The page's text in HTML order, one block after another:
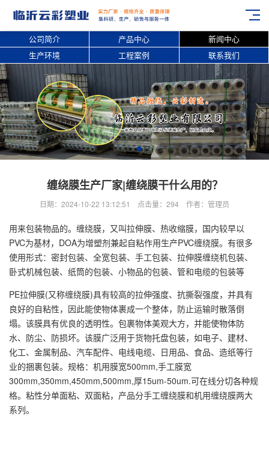
公司简介 产品中心
新闻中心
生产环境
工程案例 联系我们
缠绕膜生产厂家|缠绕膜干什么用的？
日期：2024-10-22 13:12:51 点击量：294 作者：管理员
用来包装物品的。缠绕膜，又叫拉伸膜、热收缩膜，国内较早以
PVC为基材，DOA为增塑剂兼起自粘作用生产PVC缠绕膜。有很多
使用形式：密封包装、全宽包装、手工包装、拉伸膜缠绕机包装、
卧式机械包装、纸筒的包装、小物品的包装、管和电缆的包装等
PE拉伸膜(又称缠绕膜)具有较高的拉伸强度、抗撕裂强度，并具有
良好的自粘性，因此能使物体裹成一个整体，防止运输时散落倒
塌。该膜具有优良的透明性。包裹物体美观大方，并能使物体防
水、防尘、防损坏。该膜广泛用于货物托盘包装，如电子、建材、
化工、金属制品、汽车配件、电线电缆、日用品、食品、造纸等行
业的捆裹包装。规格：机用膜宽500mm,手工膜宽
300mm,350mm,450mm,500mm,厚15um-50um.可在线分切各种规
格。粘性分单面粘、双面粘，产品分手工缠绕膜和机用缠绕膜两大
系列。